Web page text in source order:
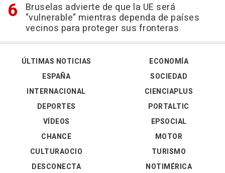
Bruselas advierte de que la UE será
"vulnerable" mientras dependa de países
vecinos para proteger sus fronteras
ÚLTIMAS NOTICIAS
ESPAÑA
INTERNACIONAL
DEPORTES
VÍDEOS
ECONOMÍA
SOCIEDAD
CIENCIAPLUS
PORTALTIC
EPSOCIAL
CHANCE
CULTURAOCIO
DESCONECTA
MOTOR
TURISMO
NOTIMÉRICA